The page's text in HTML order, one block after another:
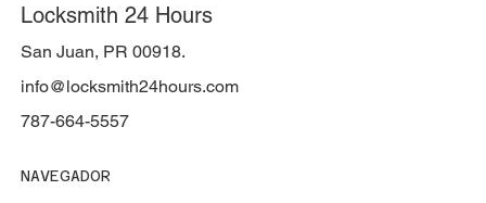
Locksmith 24 Hours
San Juan, PR 00918.
787-664-5557
info@locksmith24hours.com
NAVEGADOR